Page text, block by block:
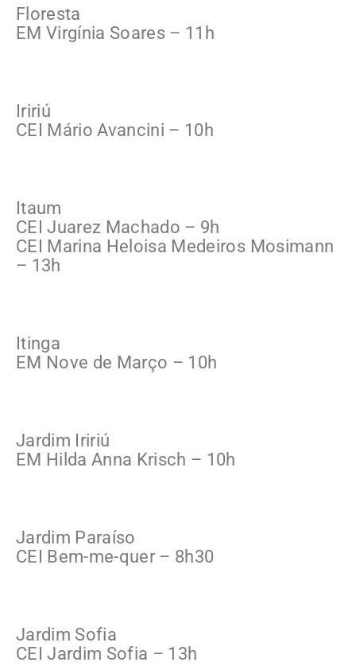
Floresta
EM Virgínia Soares – 11h
Iririú
CEI Mário Avancini – 10h
Itaum
CEI Juarez Machado – 9h
CEI Marina Heloisa Medeiros Mosimann
– 13h
Itinga
EM Nove de Março – 10h
Jardim Iririú
EM Hilda Anna Krisch – 10h
Jardim Paraíso
CEI Bem-me-quer – 8h30
Jardim Sofia
CEI Jardim Sofia – 13h